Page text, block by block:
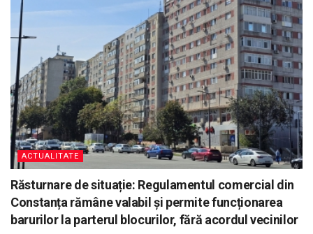
ACTUALITATE
Răsturnare de situație: Regulamentul comercial din
Constanța rămâne valabil și permite funcționarea
barurilor la parterul blocurilor, fără acordul vecinilor